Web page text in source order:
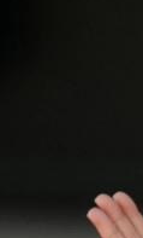
2026年9